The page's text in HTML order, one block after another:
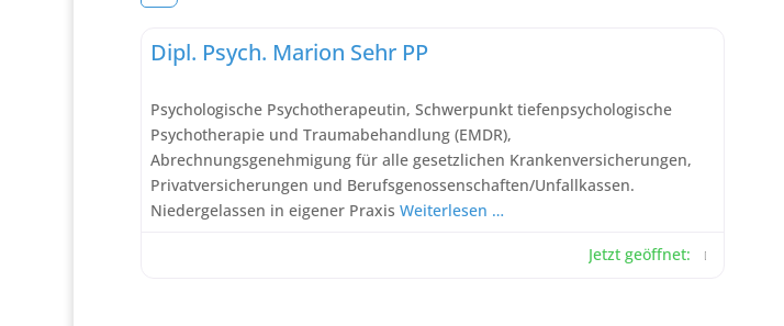
Tiefenpsychologisch fundierte Psychotherapie
Dipl. Psych. Marion Sehr PP
Psychologische Psychotherapeutin, Schwerpunkt tiefenpsychologische
Psychotherapie und Traumabehandlung (EMDR),
Abrechnungsgenehmigung für alle gesetzlichen Krankenversicherungen,
Privatversicherungen und Berufsgenossenschaften/Unfallkassen.
Niedergelassen in eigener Praxis Weiterlesen …
Jetzt geöffnet: